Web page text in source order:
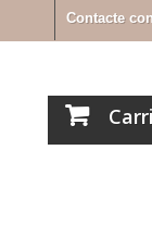
Contacte